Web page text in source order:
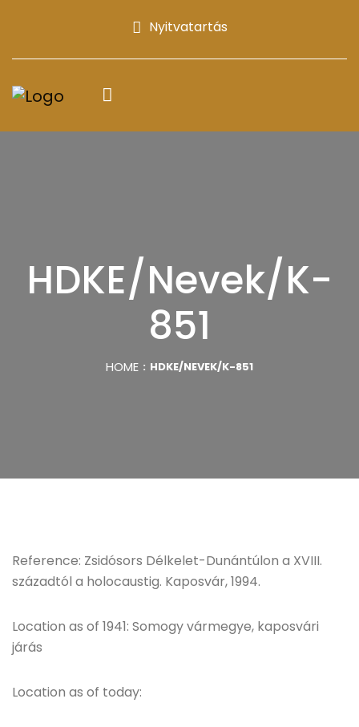
Nyitvatartás
HDKE/Nevek/K-
851
HOME HDKE/NEVEK/K-851
Reference: Zsidósors Délkelet-Dunántúlon a XVIII.
századtól a holocaustig. Kaposvár, 1994.
Location as of 1941: Somogy vármegye, kaposvári
járás
Location as of today: